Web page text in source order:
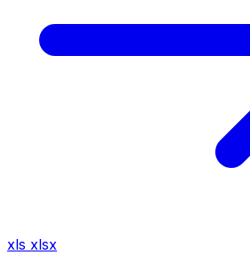
xls xlsx